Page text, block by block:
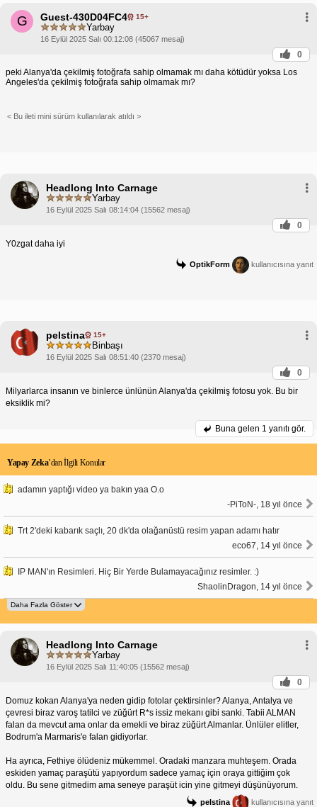
G Guest-430D04FC4 15+
Yarbay
16 Eylül 2025 Salı 00:12:08 (45067 mesaj)
0
peki Alanya'da çekilmiş fotoğrafa sahip olmamak mı daha kötüdür yoksa Los
Angeles'da çekilmiş fotoğrafa sahip olmamak mı?
< Bu ileti mini sürüm kullanılarak atıldı >
Headlong Into Carnage
Yarbay
16 Eylül 2025 Salı 08:14:04 (15562 mesaj)
0
Y0zgat daha iyi
OptikForm kullanıcısına yanıt
pelstina 15+
Binbaşı
16 Eylül 2025 Salı 08:51:40 (2370 mesaj)
0
Milyarlarca insanın ve binlerce ünlünün Alanya'da çekilmiş fotosu yok. Bu bir
eksiklik mi?
Buna gelen 1 yanıtı gör.
Yapay Zeka’dan İlgili Konular
adamın yaptığı video ya bakın yaa O.o
-PiToN-, 18 yıl önce
Trt 2'deki kabarık saçlı, 20 dk'da olağanüstü resim yapan adamı hatır
eco67, 14 yıl önce
IP MAN'ın Resimleri. Hiç Bir Yerde Bulamayacağınız resimler. :)
ShaolinDragon, 14 yıl önce
Headlong Into Carnage
Yarbay
16 Eylül 2025 Salı 11:40:05 (15562 mesaj)
0
Domuz kokan Alanya'ya neden gidip fotolar çektirsinler? Alanya, Antalya ve
çevresi biraz varoş tatilci ve züğürt R*s issiz mekanı gibi sanki. Tabii ALMAN
falan da mevcut ama onlar da emekli ve biraz züğürt Almanlar. Ünlüler elitler,
Bodrum'a Marmaris'e falan gidiyorlar.
Ha ayrıca, Fethiye ölüdeniz mükemmel. Oradaki manzara muhteşem. Orada
eskiden yamaç paraşütü yapıyordum sadece yamaç için oraya gittiğim çok
oldu. Bu sene gitmedim ama seneye paraşüt icin yine gitmeyi düşünüyorum.
pelstina kullanıcısına yanıt